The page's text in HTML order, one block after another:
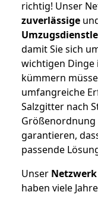
richtig! Unser
zuverlässige
damit Sie sich
wichtigen Dinge
kümmern
umfangreiche
Salzgitter nach
garantieren,
passende
Unser Netzwerk
haben viele